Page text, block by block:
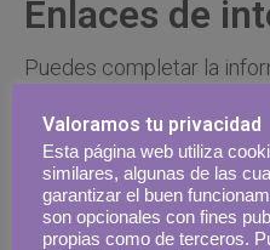
Enlaces de
Puedes completar la
Turismo de Zaragoza
Turismo de Aragón
Valoramos tu privacidad
Esta página web utiliza
similares, algunas de las
garantizar el buen
son opcionales con fines
propias como de terceros.